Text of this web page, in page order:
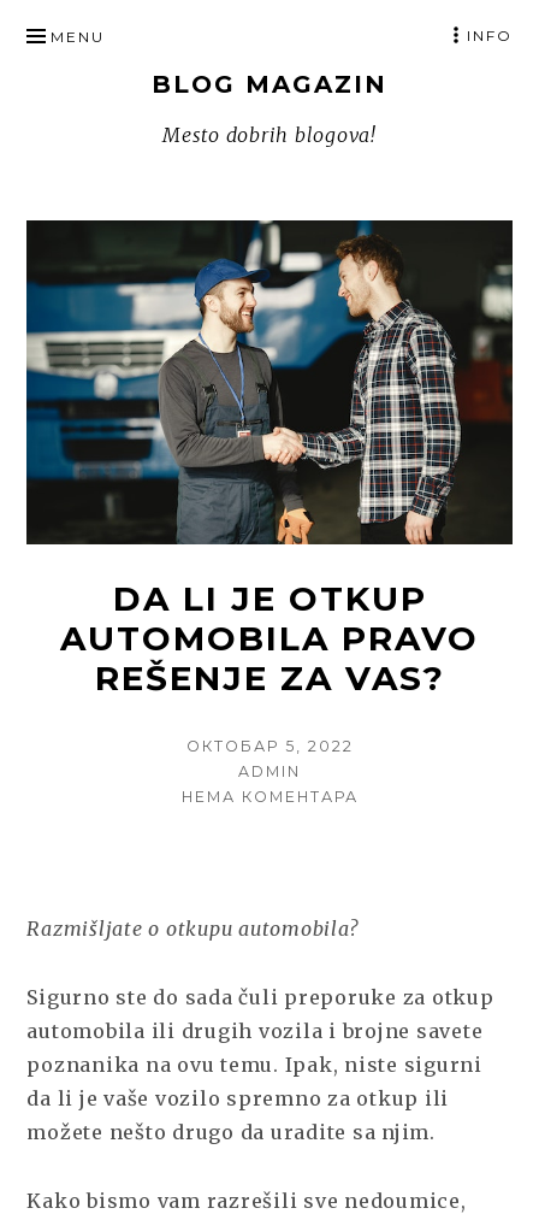
TO
BLOG MAGAZIN
Mesto dobrih blogova!
MENU INFO
DA LI JE OTKUP
AUTOMOBILA PRAVO
REŠENJE ZA VAS?
POSTED
ОКТОБАР 5, 2022
AUTHOR
ADMIN
НЕМА КОМЕНТАРА
AUTOMOBILA
ZA
VAS?
Razmišljate o otkupu automobila?
Sigurno ste do sada čuli preporuke za otkup
automobila ili drugih vozila i brojne savete
poznanika na ovu temu. Ipak, niste sigurni
da li je vaše vozilo spremno za otkup ili
možete nešto drugo da uradite sa njim.
Kako bismo vam razrešili sve nedoumice,